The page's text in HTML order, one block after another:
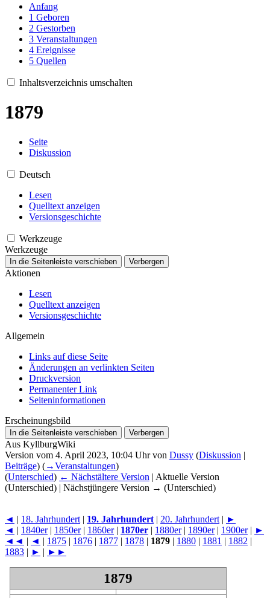
Anfang
1 Geboren
2 Gestorben
3 Veranstaltungen
4 Ereignisse
5 Quellen
Inhaltsverzeichnis umschalten
1879
Seite
Diskussion
Deutsch
Lesen
Quelltext anzeigen
Versionsgeschichte
Werkzeuge
Werkzeuge
In die Seitenleiste verschieben Verbergen
Aktionen
Lesen
Quelltext anzeigen
Versionsgeschichte
Allgemein
Links auf diese Seite
Änderungen an verlinkten Seiten
Druckversion
Permanenter Link
Seiten­­informationen
Erscheinungsbild
In die Seitenleiste verschieben Verbergen
Aus KyllburgWiki
Version vom 4. April 2023, 10:04 Uhr von Dussy (Diskussion |
Beiträge) (→Veranstaltungen)
(Unterschied) ← Nächstältere Version | Aktuelle Version
(Unterschied) | Nächstjüngere Version → (Unterschied)
◄ | 18. Jahrhundert | 19. Jahrhundert | 20. Jahrhundert | ►
◄ | 1840er| 1850er| 1860er| 1870er | 1880er| 1890er| 1900er| ►
◄◄ | ◄ | 1875 | 1876 | 1877 | 1878 | 1879 | 1880 | 1881 | 1882 |
1883 | ► | ►►
1879